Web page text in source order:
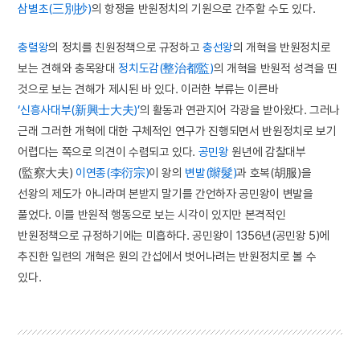
삼별초(三別抄)의 항쟁을 반원정치의 기원으로 간주할 수도 있다.
충렬왕의 정치를 친원정책으로 규정하고충선왕의 개혁을 반원정치로
보는 견해와 충목왕대 정치도감(整治都監)의 개혁을 반원적 성격을 띤
것으로 보는 견해가 제시된 바 있다. 이러한 부류는 이른바
‘신흥사대부(新興士大夫)’의 활동과 연관지어 각광을 받아왔다. 그러나
근래 그러한 개혁에 대한 구체적인 연구가 진행되면서 반원정치로 보기
어렵다는 쪽으로 의견이 수렴되고 있다. 공민왕 원년에 감찰대부
(監察大夫) 이연종(李衍宗)이 왕의 변발(辮髮)과 호복(胡服)을
선왕의 제도가 아니라며 본받지 말기를 간언하자 공민왕이 변발을
풀었다. 이를 반원적 행동으로 보는 시각이 있지만 본격적인
반원정책으로 규정하기에는 미흡하다. 공민왕이 1356년(공민왕 5)에
추진한 일련의 개혁은 원의 간섭에서 벗어나려는 반원정치로 볼 수
있다.